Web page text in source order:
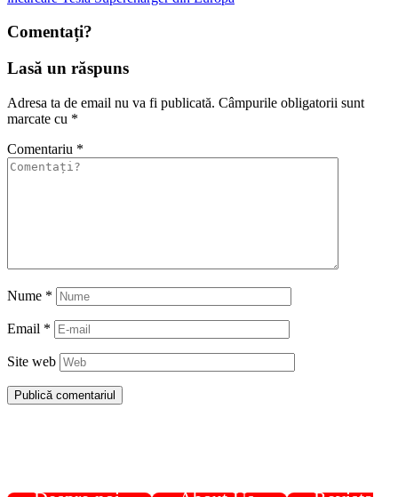
Comentați?
Lasă un răspuns
Adresa ta de email nu va fi publicată. Câmpurile obligatorii sunt
marcate cu *
Comentariu *
Nume *
Email *
Site web